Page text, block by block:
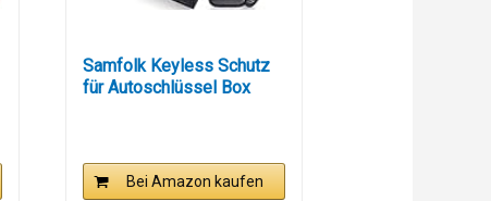
Samfolk Keyless Schutz
für Autoschlüssel Box
Bei Amazon kaufen